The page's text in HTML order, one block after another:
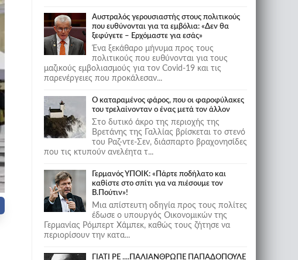
Αυστραλός γερουσιαστής στους πολιτικούς
που ευθύνονται για τα εμβόλια: «Δεν θα
ξεφύγετε – Ερχόμαστε για εσάς»
Ένα ξεκάθαρο μήνυμα προς τους
πολιτικούς που ευθύνονται για τους
μαζικούς εμβολιασμούς για τον Covid-19 και τις
παρενέργειες που προκάλεσαν...
Ο καταραμένος φάρος, που οι φαροφύλακες
του τρελαίνονταν ο ένας μετά τον άλλον
Στο δυτικό άκρο της περιοχής της
Βρετάνης της Γαλλίας βρίσκεται το στενό
του Ραζ-ντε-Σεν, διάσπαρτο βραχονησίδες
που τις κτυπούν ανελέητα τ...
Γερμανός ΥΠΟΙΚ: «Πάρτε ποδήλατο και
καθίστε στο σπίτι για να πιέσουμε τον
Β.Πούτιν»!
Μια απίστευτη οδηγία προς τους πολίτες
έδωσε ο υπουργός Οικονομικών της
Γερμανίας Ρόμπερτ Χάμπεκ, καθώς τους ζήτησε να
περιορίσουν την κατα...
ΓΙΑΤΙ ΡΕ ....ΠΑΛΙΑΝΘΡΩΠΕ ΠΑΠΑΔΟΠΟΥΛΕ